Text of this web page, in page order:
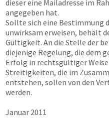
dieser eine Mailadresse im
angegeben hat.
Sollte sich eine Bestimmung
unwirksam erweisen, behält
Gültigkeit. An die Stelle der
diejenige Regelung, die dem
Erfolg in rechtsgültiger
Streitigkeiten, die im
entstehen, sollen von den
werden.
Januar 2011